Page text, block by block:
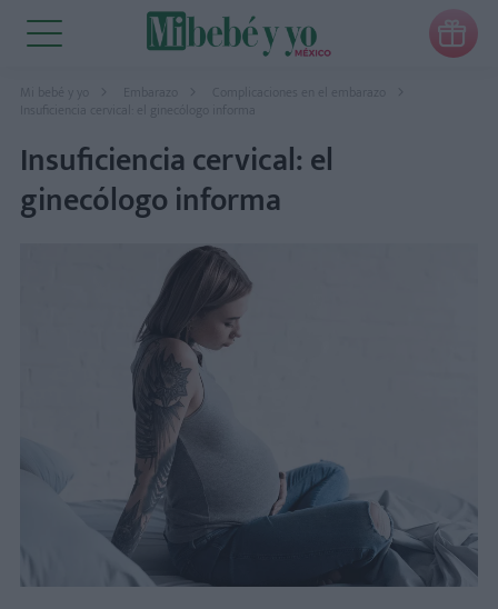

Mi bebé y yo Embarazo
Insuficiencia cervical: el ginecólogo informa
Insuficiencia cervical: el
ginecólogo informa